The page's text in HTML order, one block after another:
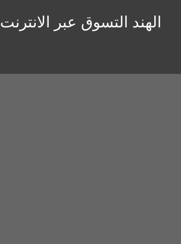
التفاح earpods الهند التسوق عبر الانترنت